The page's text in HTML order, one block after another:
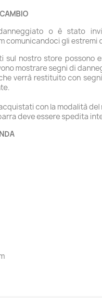
o è stato
comunicandoci gli estremi
sul nostro store possono
mostrare segni di
verrà restituito con
con la modalità
deve essere spedita